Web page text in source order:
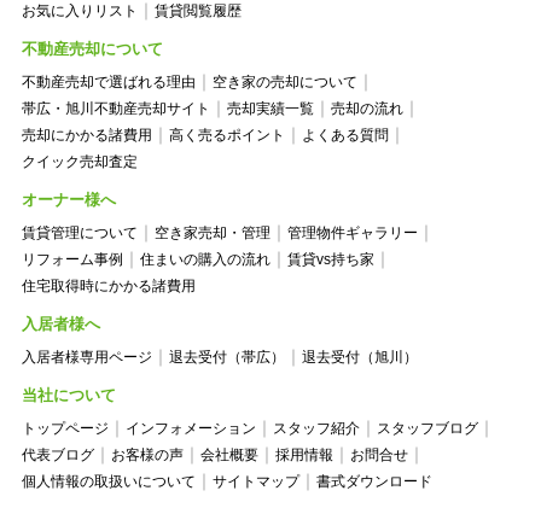
お気に入りリスト
賃貸閲覧履歴
不動産売却について
不動産売却で選ばれる理由
空き家の売却について
帯広・旭川不動産売却サイト
売却実績一覧
売却の流れ
売却にかかる諸費用
高く売るポイント
よくある質問
クイック売却査定
オーナー様へ
賃貸管理について 空き家売却・管理
管理物件ギャラリー
リフォーム事例
住まいの購入の流れ
賃貸vs持ち家
住宅取得時にかかる諸費用
入居者様へ
入居者様専用ページ 退去受付（帯広） 退去受付（旭川）
当社について
トップページ インフォメーション スタッフ紹介
スタッフブログ
代表ブログ
お客様の声 会社概要 採用情報
お問合せ
個人情報の取扱いについて
サイトマップ 書式ダウンロード